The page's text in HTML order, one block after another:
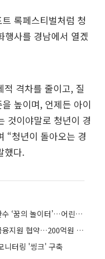
록페스티벌처럼 청
행사를 경남에서 열겠
적 격차를 줄이고, 질
높이며, 언제든 아이
것이야말로 청년이 경
“청년이 돌아오는 경
했다.
김경수 ‘경남형 아동수당’ vs 박완수 ‘꿈의 놀이터’…어린이날 표심 공략
기보·경남은행, 중소기업 M&A 금융지원 협약…200억원 공급
니터링 '씽크' 구축